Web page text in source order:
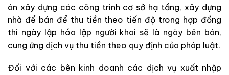
án xây dựng các công trình cơ sở hạ tầng, xây dựng
nhà để bán để thu tiền theo tiến độ trong hợp đồng
thì ngày lập hóa lập người khai sẽ là ngày bên bán,
cung ứng dịch vụ thu tiền theo quy định của pháp luật.
Đối với các bên kinh doanh các dịch vụ xuất nhập